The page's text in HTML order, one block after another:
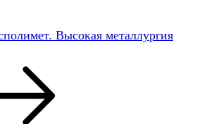
Высокая металлургия